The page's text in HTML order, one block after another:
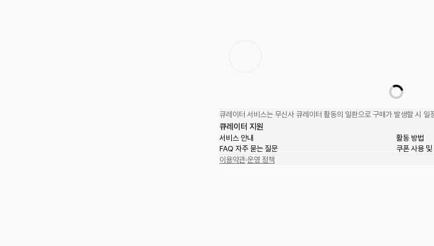
큐레이터 서비스는 무신사 큐레이터 활동의 일환으로 구매가 발생할 시 일
큐레이터 지원
서비스 안내
활동 방법
FAQ 자주 묻는 질문
쿠폰 사용
이용약관·운영 정책